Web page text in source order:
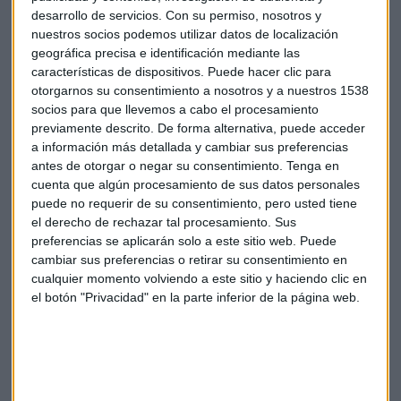
desarrollo de servicios. Con su permiso, nosotros y
nuestros socios podemos utilizar datos de localización
geográfica precisa e identificación mediante las
características de dispositivos. Puede hacer clic para
otorgarnos su consentimiento a nosotros y a nuestros 1538
socios para que llevemos a cabo el procesamiento
previamente descrito. De forma alternativa, puede acceder
a información más detallada y cambiar sus preferencias
antes de otorgar o negar su consentimiento. Tenga en
cuenta que algún procesamiento de sus datos personales
puede no requerir de su consentimiento, pero usted tiene
el derecho de rechazar tal procesamiento. Sus
preferencias se aplicarán solo a este sitio web. Puede
cambiar sus preferencias o retirar su consentimiento en
cualquier momento volviendo a este sitio y haciendo clic en
el botón "Privacidad" en la parte inferior de la página web.
se termine el recuento.
"Lo que vemos desde Franklin Templeton es que ambos son
partidospromercados, ambos sonproeconomía,la
economía es una de las tareas principales para los
presidentesy no va a ser tan relevante quién gane para la
evolución de la economía americana".
Sobre si estamos viendo ahora el fin del ciclo alcista más
largo de la historia, Villegas señala que, aunque la
pandemia está siendo clave durante todo el año,pero
ahora está teniendo menos relevancia que otros
factores,como puede ser el apoyo de los bancos centrales.
Los inversores están ahora más pendientes de la llegada de
nuevos estímulos que de los nuevos casos de coronavirus.